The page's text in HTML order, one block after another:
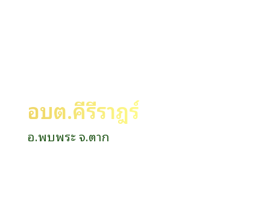
อบต.คีรีราษฎร์
อ.พบพระ จ.ตาก